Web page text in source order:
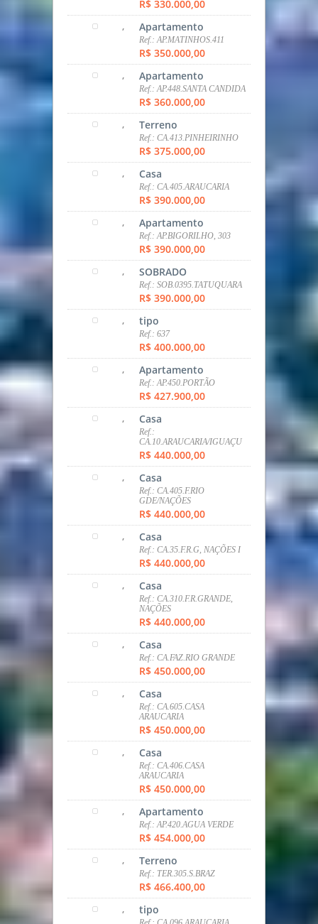
Terreno
Ref.: TER.615.TATUQUARA
R$ 295.000,00
Apartamento
Ref.: STUDIO.418.AGUA
VERDE
R$ 298.000,00
Casa
Ref.: CA.103.STA RITA
R$ 309.000,00
Apartamento
Ref.: AP.005.PORTÃO
R$ 310.000,00
SOBRADO
Ref.: SOB.403.TATUQUARA
R$ 330.000,00
Apartamento
Ref.: AP.MATINHOS.411
R$ 350.000,00
Apartamento
Ref.: AP.448.SANTA CANDIDA
R$ 360.000,00
Terreno
Ref.: CA.413.PINHEIRINHO
R$ 375.000,00
Casa
Ref.: CA.405.ARAUCARIA
R$ 390.000,00
Apartamento
Ref.: AP.BIGORILHO, 303
R$ 390.000,00
SOBRADO
Ref.: SOB.0395.TATUQUARA
R$ 390.000,00
tipo
Ref.: 637
R$ 400.000,00
Apartamento
Ref.: AP.450.PORTÃO
R$ 427.900,00
Casa
Ref.:
CA.10.ARAUCARIA/IGUAÇU
R$ 440.000,00
Casa
Ref.: CA.405.F.RIO
GDE/NAÇÕES
R$ 440.000,00
Casa
Ref.: CA.35.F.R.G, NAÇÕES I
R$ 440.000,00
Casa
Ref.: CA.310.F.R.GRANDE,
NAÇÕES
R$ 440.000,00
Casa
Ref.: CA.FAZ.RIO GRANDE
R$ 450.000,00